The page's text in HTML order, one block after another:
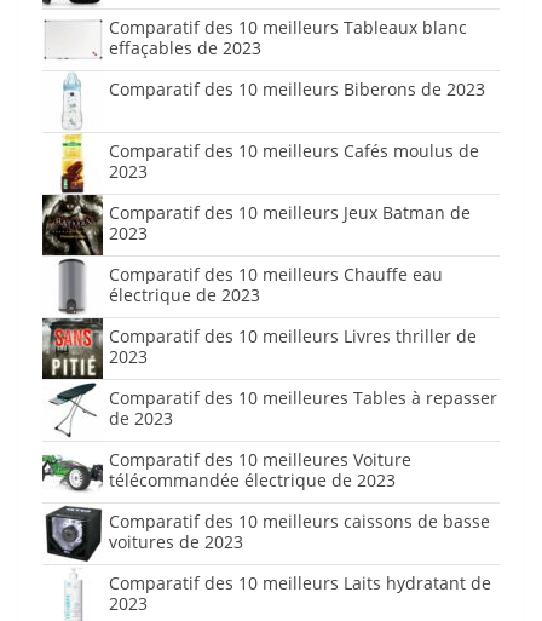
Comparatif des 10 meilleurs Tableaux blanc
effaçables de 2023
Comparatif des 10 meilleurs Biberons de 2023
Comparatif des 10 meilleurs Cafés moulus de
2023
Comparatif des 10 meilleurs Jeux Batman de
2023
Comparatif des 10 meilleurs Chauffe eau
électrique de 2023
Comparatif des 10 meilleurs Livres thriller de
2023
Comparatif des 10 meilleures Tables à repasser
de 2023
Comparatif des 10 meilleures Voiture
télécommandée électrique de 2023
Comparatif des 10 meilleurs caissons de basse
voitures de 2023
Comparatif des 10 meilleurs Laits hydratant de
2023